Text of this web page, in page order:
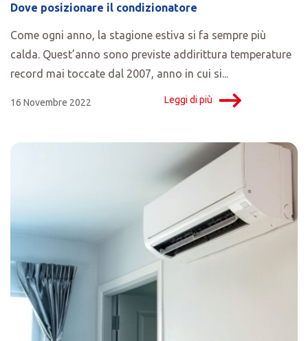
Dove posizionare il condizionatore
Come ogni anno, la stagione estiva si fa sempre più
calda. Quest’anno sono previste addirittura temperature
record mai toccate dal 2007, anno in cui si...
16 Novembre 2022 Leggi di più